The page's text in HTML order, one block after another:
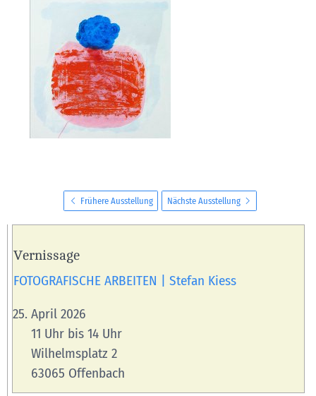
Frühere Ausstellung Nächste Ausstellung
Vernissage
FOTOGRAFISCHE ARBEITEN | Stefan Kiess
April 2026
11 Uhr bis 14 Uhr
Wilhelmsplatz 2
63065 Offenbach